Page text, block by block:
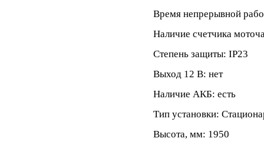
Время непрерывной
Наличие счетчика
Степень защиты: IP23
Выход 12 В: нет
Наличие АКБ: есть
Тип установки:
Высота, мм: 1950